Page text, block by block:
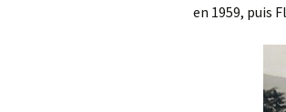
en 1959, puis